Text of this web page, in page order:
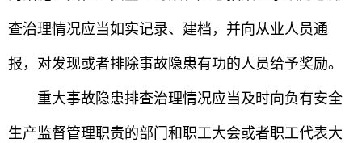
查治理情况应当如实记录、建档，并向从业人员通
报，对发现或者排除事故隐患有功的人员给予奖励。
重大事故隐患排查治理情况应当及时向负有安全
生产监督管理职责的部门和职工大会或者职工代表大